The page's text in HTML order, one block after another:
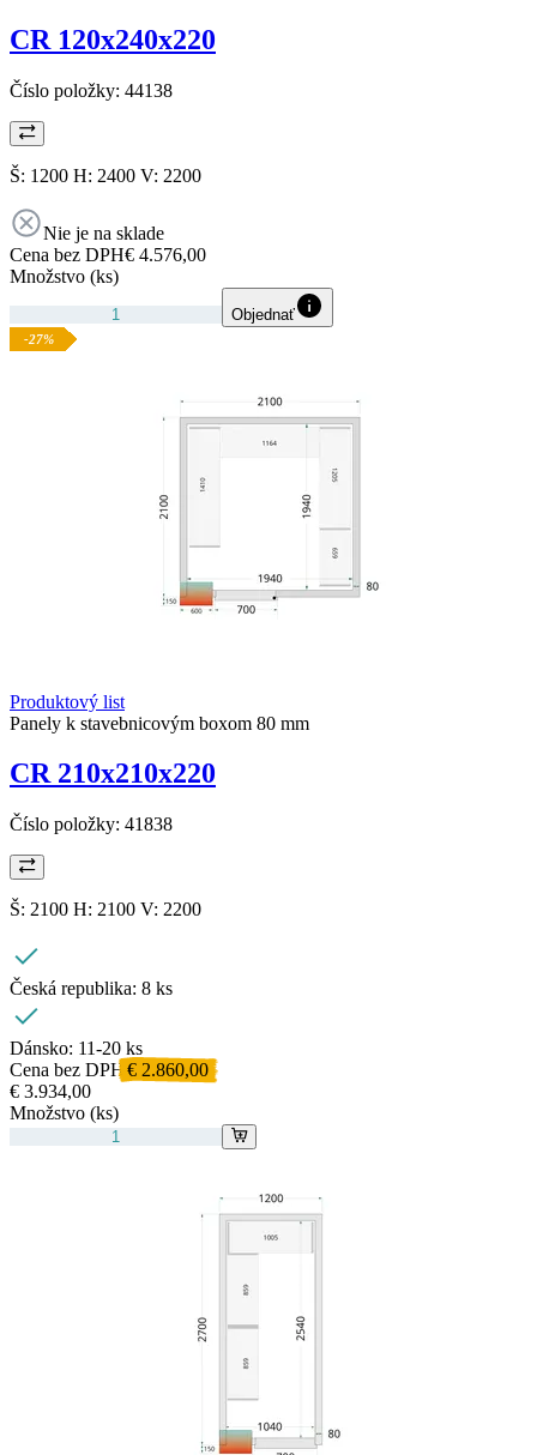
CR 120x240x220
Číslo položky: 44138
Š: 1200 H: 2400 V: 2200
Nie je na sklade
Cena bez DPH€ 4.576,00
Množstvo (ks)
Objednať
-27%
Produktový list
Panely k stavebnicovým boxom 80 mm
CR 210x210x220
Číslo položky: 41838
Š: 2100 H: 2100 V: 2200
Česká republika: 8 ks
Dánsko: 11-20 ks
Cena bez DPH € 2.860,00
€ 3.934,00
Množstvo (ks)